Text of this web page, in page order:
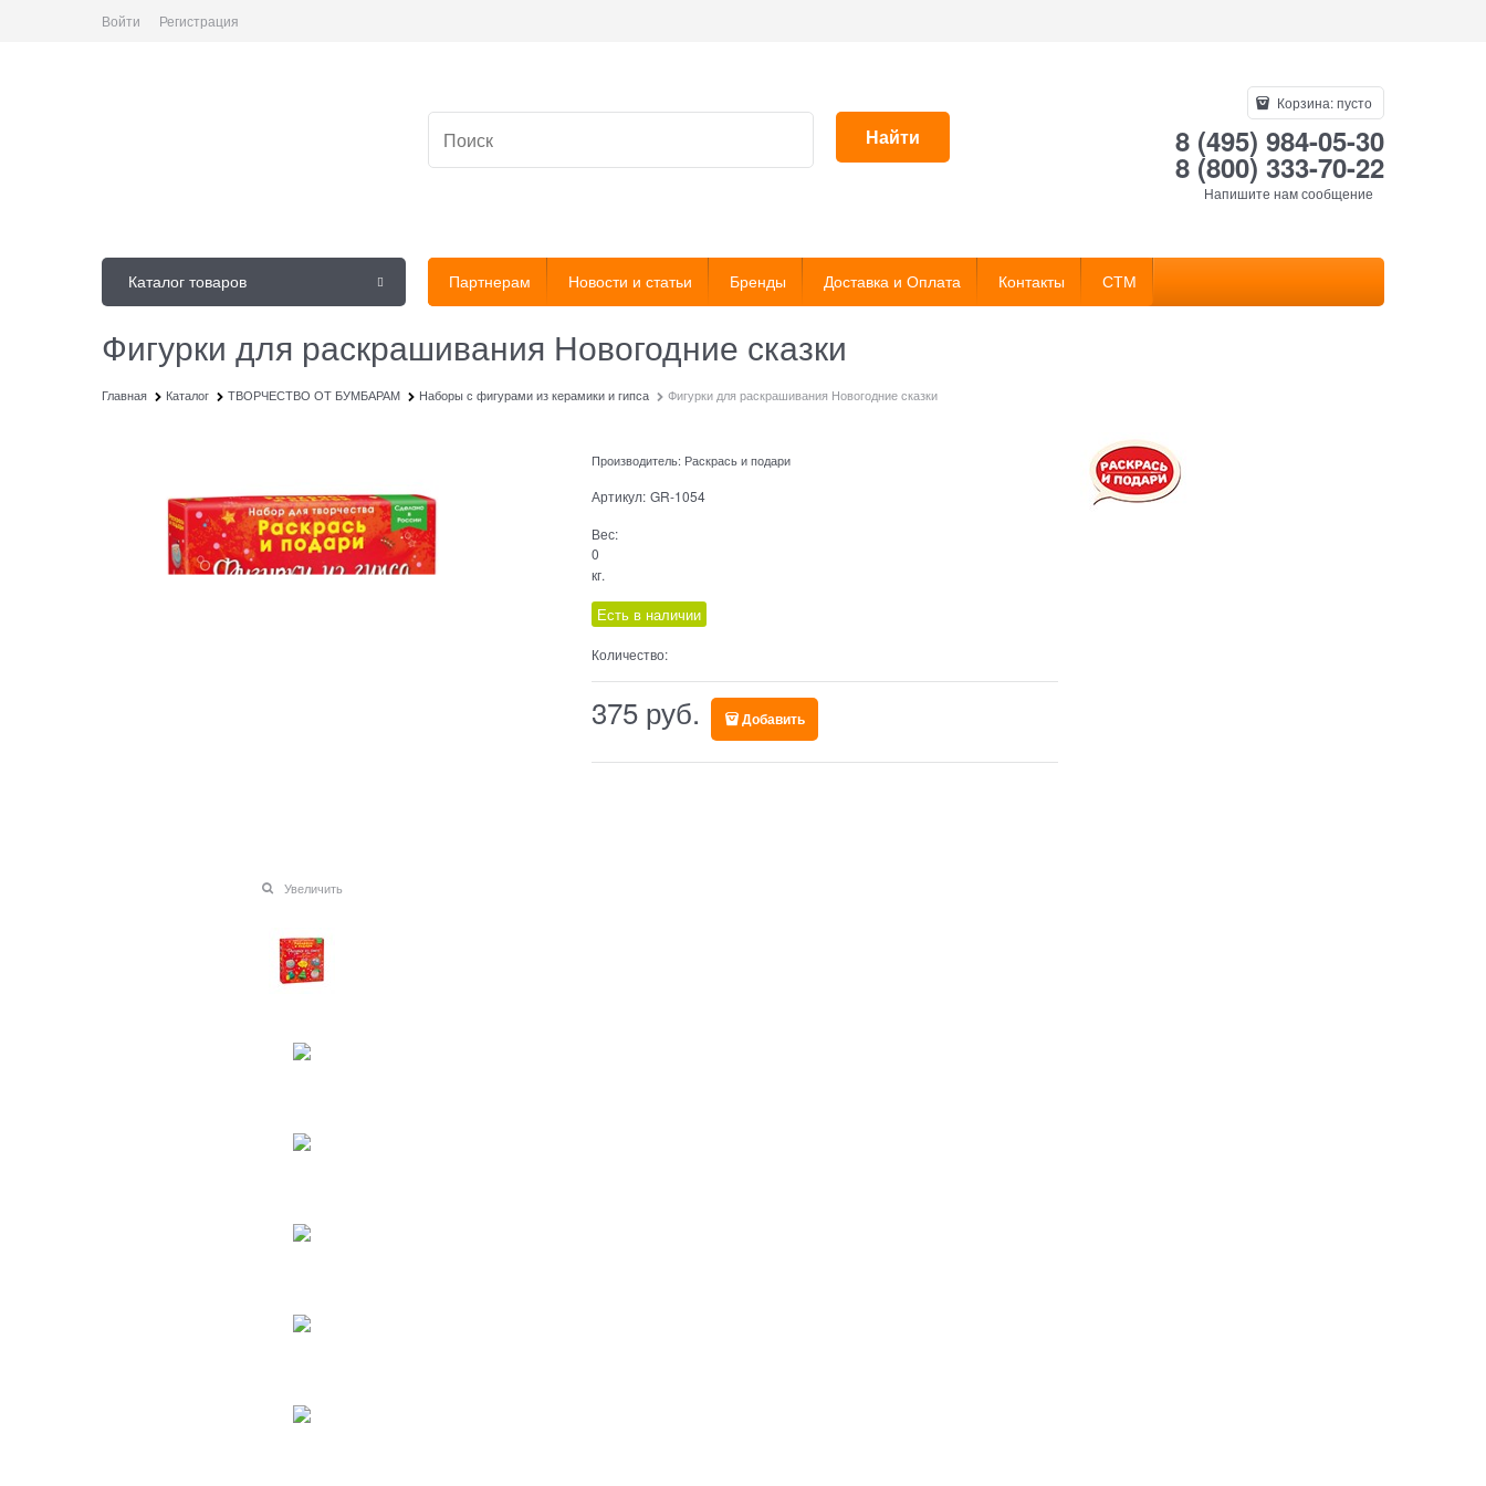
Войти Регистрация
Найти
Корзина:пусто
8 (495) 984-05-30
8 (800) 333-70-22
Напишите нам сообщение
Каталог товаров Партнерам Новости и статьи Бренды Доставка и Оплата Контакты СТМ
Фигурки для раскрашивания Новогодние сказки
Главная Каталог ТВОРЧЕСТВО ОТ БУМБАРАМ Наборы с фигурами из керамики и гипса Фигурки для раскрашивания Новогодние сказки
Увеличить
Производитель: Раскрась и подари
Артикул: GR-1054
Вес:
0
кг.
Есть в наличии
Количество:
375 руб. Добавить